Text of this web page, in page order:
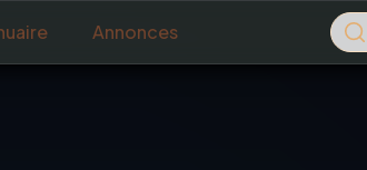
Annonces